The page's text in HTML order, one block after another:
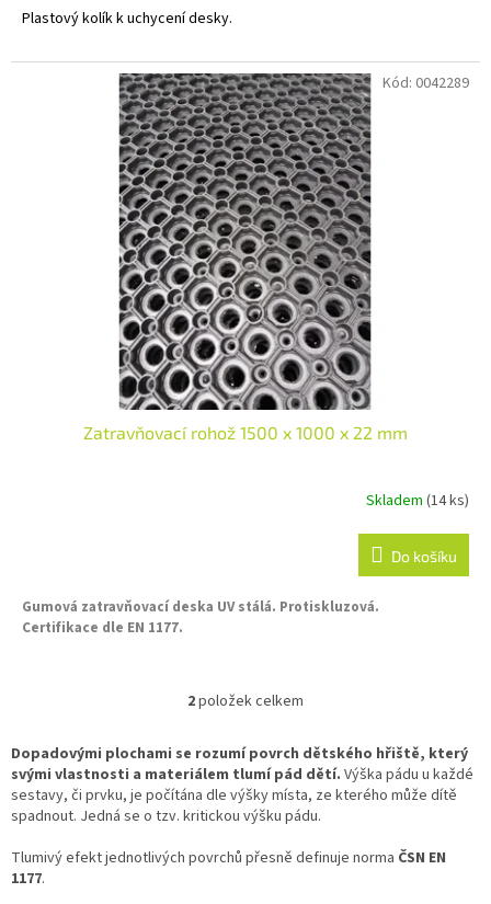
Plastový kolík k uchycení desky.
Zatravňovací rohož 1500 x 1000 x 22 mm
Skladem (14 ks)
Do košíku
Gumová zatravňovací deska UV stálá. Protiskluzová.
Certifikace dle EN 1177.
Kód: 0042289
O
l
á
d
a
í
2položek celkem
Dopadovými plochami se rozumí povrch dětského hřiště, který
svými vlastnosti a materiálem tlumí pád dětí. Výška pádu u každé
sestavy, či prvku, je počítána dle výšky místa, ze kterého může dítě
spadnout. Jedná se o tzv. kritickou výšku pádu.
Tlumivý efekt jednotlivých povrchů přesně definuje norma ČSN EN
1177.